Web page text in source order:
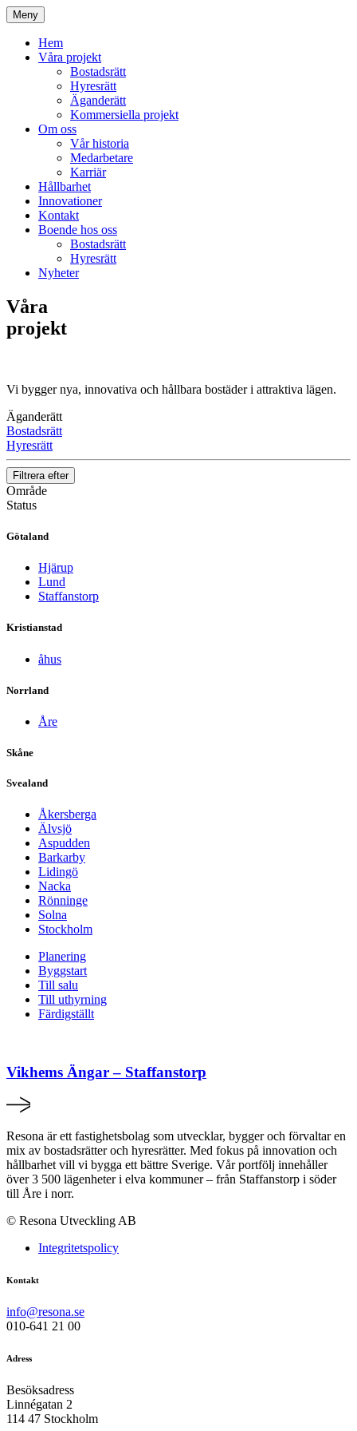
Meny
Hem
Våra projekt
Bostadsrätt
Hyresrätt
Äganderätt
Kommersiella projekt
Om oss
Vår historia
Medarbetare
Karriär
Hållbarhet
Innovationer
Kontakt
Boende hos oss
Bostadsrätt
Hyresrätt
Nyheter
Våra
projekt
Vi bygger nya, innovativa och hållbara bostäder i attraktiva lägen.
Äganderätt
Bostadsrätt
Hyresrätt
Filtrera efter
Område
Status
Götaland
Hjärup
Lund
Staffanstorp
Kristianstad
åhus
Norrland
Åre
Skåne
Svealand
Åkersberga
Älvsjö
Aspudden
Barkarby
Lidingö
Nacka
Rönninge
Solna
Stockholm
Planering
Byggstart
Till salu
Till uthyrning
Färdigställt
Vikhems Ängar – Staffanstorp
Resona är ett fastighetsbolag som utvecklar, bygger och förvaltar en
mix av bostadsrätter och hyresrätter. Med fokus på innovation och
hållbarhet vill vi bygga ett bättre Sverige. Vår portfölj innehåller
över 3 500 lägenheter i elva kommuner – från Staffanstorp i söder
till Åre i norr.
© Resona Utveckling AB
Integritetspolicy
Kontakt
info@resona.se
010-641 21 00
Adress
Besöksadress
Linnégatan 2
114 47 Stockholm
Nödvändiga
Dessa kakor
går inte att
välja bort. De
behövs för att
hemsidan
över huvud
taget ska
Statistik
För att vi ska
kunna
hemsidans
och
uppbyggnad,
hur hemsidan
används.
För att vår
prestera så
bra som
möjligt
under ditt
besök. Om
du nekar de
här kakorna
kommer viss
funktionalitet
att försvinna
från
hemsidan.
Marknadsföring
intressen och ditt
beteende när du
chansen att få se
anpassat innehåll
och erbjudanden.